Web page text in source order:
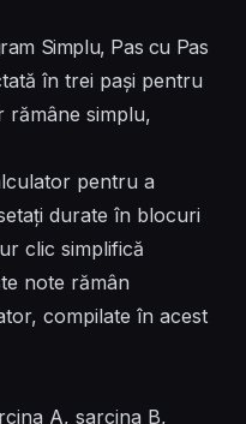
Simplu, Pas cu Pas
în trei pași pentru
rămâne simplu,
pentru a
durate în blocuri
clic simplifică
note rămân
compilate în acest
A, sarcina B,